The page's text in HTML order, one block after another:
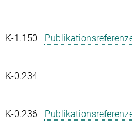
K-1.150
K-0.234
K-0.236